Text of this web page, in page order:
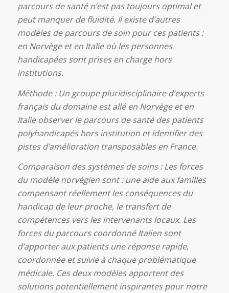
parcours de santé n’est pas toujours optimal et
peut manquer de fluidité. Il existe d’autres
modèles de parcours de soin pour ces patients :
en Norvège et en Italie où les personnes
handicapées sont prises en charge hors
institutions.
Méthode : Un groupe pluridisciplinaire d’experts
français du domaine est allé en Norvège et en
Italie observer le parcours de santé des patients
polyhandicapés hors institution et identifier des
pistes d’amélioration transposables en France.
Comparaison des systèmes de soins : Les forces
du modèle norvégien sont : une aide aux familles
compensant réellement les conséquences du
handicap de leur proche, le transfert de
compétences vers les intervenants locaux. Les
forces du parcours coordonné Italien sont
d’apporter aux patients une réponse rapide,
coordonnée et suivie à chaque problématique
médicale. Ces deux modèles apportent des
solutions potentiellement inspirantes pour notre